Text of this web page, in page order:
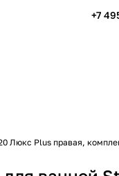
+7
Люкс Plus правая,